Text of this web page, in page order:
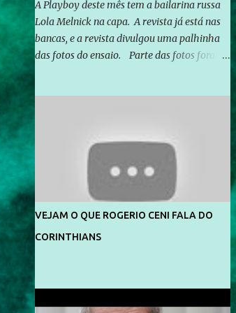
A Playboy deste mês tem a bailarina russa
Lola Melnick na capa. A revista já está nas
bancas, e a revista divulgou uma palhinha
das fotos do ensaio. Parte das fotos foram
divulga capa e primeiras fotos de Lola
Melnick - @aredacao
VEJAM O QUE ROGERIO CENI FALA DO
CORINTHIANS